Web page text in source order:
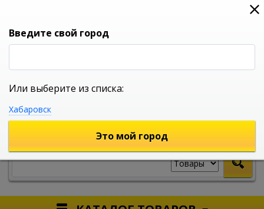
0
УНИВЕРСАЛЬНЫЙ ИНТЕРНЕТ МАГАЗИН
Введите свой город
Или выберите из списка:
Хабаровск
Это мой город